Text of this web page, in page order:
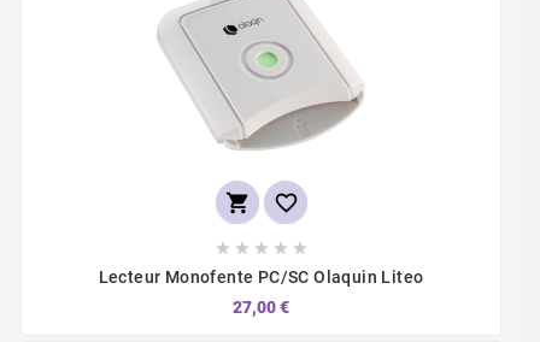
 
    
Lecteur Monofente PC/SC Olaquin Liteo
27,00 €